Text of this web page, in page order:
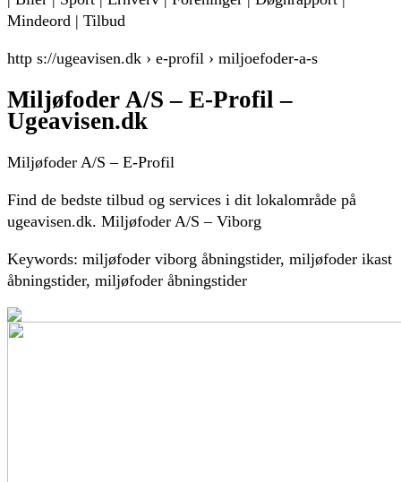
Mindeord | Tilbud
http s://ugeavisen.dk › e-profil › miljoefoder-a-s
Miljøfoder A/S – E-Profil –
Ugeavisen.dk
Miljøfoder A/S – E-Profil
Find de bedste tilbud og services i dit lokalområde på
ugeavisen.dk. Miljøfoder A/S – Viborg
Keywords: miljøfoder viborg åbningstider, miljøfoder ikast
åbningstider, miljøfoder åbningstider